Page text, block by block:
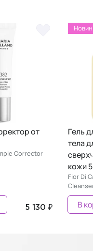
от
Corrector
5 130 ₽
Гель
тела
кожи
Fior Di
В